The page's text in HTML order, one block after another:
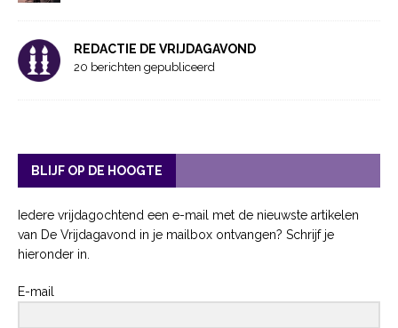
REDACTIE DE VRIJDAGAVOND
20 berichten gepubliceerd
BLIJF OP DE HOOGTE
Iedere vrijdagochtend een e-mail met de nieuwste artikelen
van De Vrijdagavond in je mailbox ontvangen? Schrijf je
hieronder in.
E-mail